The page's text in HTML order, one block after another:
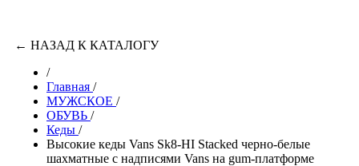
← НАЗАД К КАТАЛОГУ
/
Главная /
МУЖСКОЕ /
ОБУВЬ /
Кеды /
Высокие кеды Vans Sk8-HI Stacked черно-белые
шахматные с надписями Vans на gum-платформе